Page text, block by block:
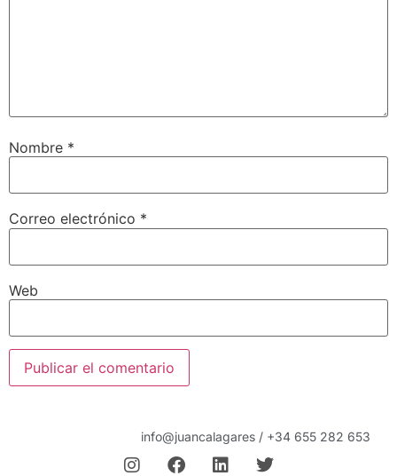
Nombre *
Correo electrónico *
Web
info@juancalagares / +34 655 282 653